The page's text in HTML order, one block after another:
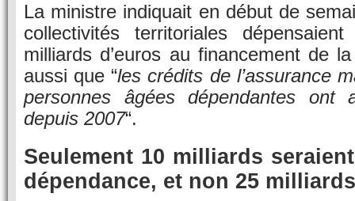
La ministre indiquait en début de
collectivités territoriales
milliards d’euros au financement de
aussi que “les crédits de l’assurance
personnes âgées dépendantes ont
depuis 2007“.
Seulement 10 milliards
dépendance, et non 25 milliards